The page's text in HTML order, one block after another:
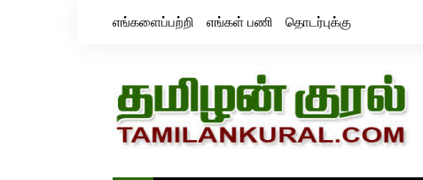
எங்களைப்பற்றி எங்கள் பணி தொடர்புக்கு